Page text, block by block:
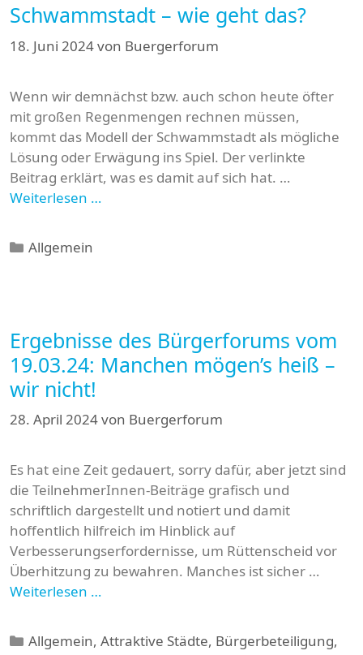
Schwammstadt – wie geht das?
18. Juni 2024von Buergerforum
Wenn wir demnächst bzw. auch schon heute öfter
mit großen Regenmengen rechnen müssen,
kommt das Modell der Schwammstadt als mögliche
Lösung oder Erwägung ins Spiel. Der verlinkte
Beitrag erklärt, was es damit auf sich hat. …
Weiterlesen …
Kategorien
Allgemein
Ergebnisse des Bürgerforums vom
19.03.24: Manchen mögen’s heiß –
wir nicht!
28. April 2024von Buergerforum
Es hat eine Zeit gedauert, sorry dafür, aber jetzt sind
die TeilnehmerInnen-Beiträge grafisch und
schriftlich dargestellt und notiert und damit
hoffentlich hilfreich im Hinblick auf
Verbesserungserfordernisse, um Rüttenscheid vor
Überhitzung zu bewahren. Manches ist sicher …
Weiterlesen …
Kategorien
Allgemein,Attraktive Städte, Bürgerbeteiligung,